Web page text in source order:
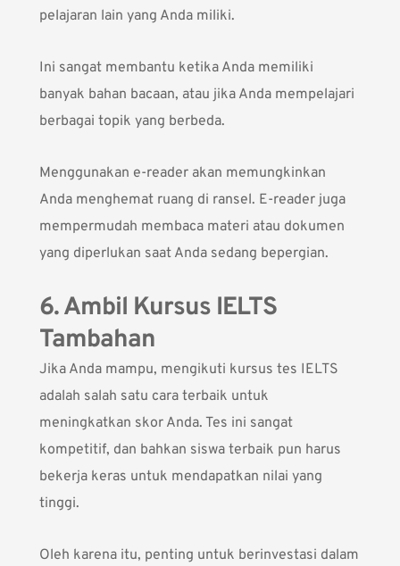
pelajaran lain yang Anda miliki.
Ini sangat membantu ketika Anda memiliki
banyak bahan bacaan, atau jika Anda mempelajari
berbagai topik yang berbeda.
Menggunakan e-reader akan memungkinkan
Anda menghemat ruang di ransel. E-reader juga
mempermudah membaca materi atau dokumen
yang diperlukan saat Anda sedang bepergian.
6. Ambil Kursus IELTS
Tambahan
Jika Anda mampu, mengikuti kursus tes IELTS
adalah salah satu cara terbaik untuk
meningkatkan skor Anda. Tes ini sangat
kompetitif, dan bahkan siswa terbaik pun harus
bekerja keras untuk mendapatkan nilai yang
tinggi.
Oleh karena itu, penting untuk berinvestasi dalam